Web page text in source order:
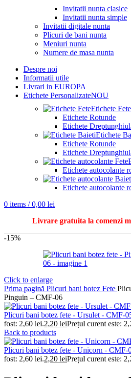
Invitatii nunta clasice
Invitatii nunta simple
Invitatii digitale nunta
Plicuri de bani nunta
Meniuri nunta
Numere de masa nunta
Despre noi
Informatii utile
Livrari in EUROPA
Etichete PersonalizateNOU
Etichete Fete
Etichete Rotunde
Etichete
Etichete
Etichete Rotunde
Etichete
Etichete autocolante
Etichete autocolante
0 items / 0,00 lei
Livrare gratuita la comenzi
-15%
Click to enlarge
Prima pagină Plicuri bani botez Fete
Pinguin – CMF-06
Plicuri bani botez fete - Ursulet - CMF-
fost: 2,60 lei.2,20 leiPrețul curent este:
Back to products
Plicuri bani botez fete - Unicorn - CMF-
fost: 2,60 lei.2,20 leiPrețul curent este: